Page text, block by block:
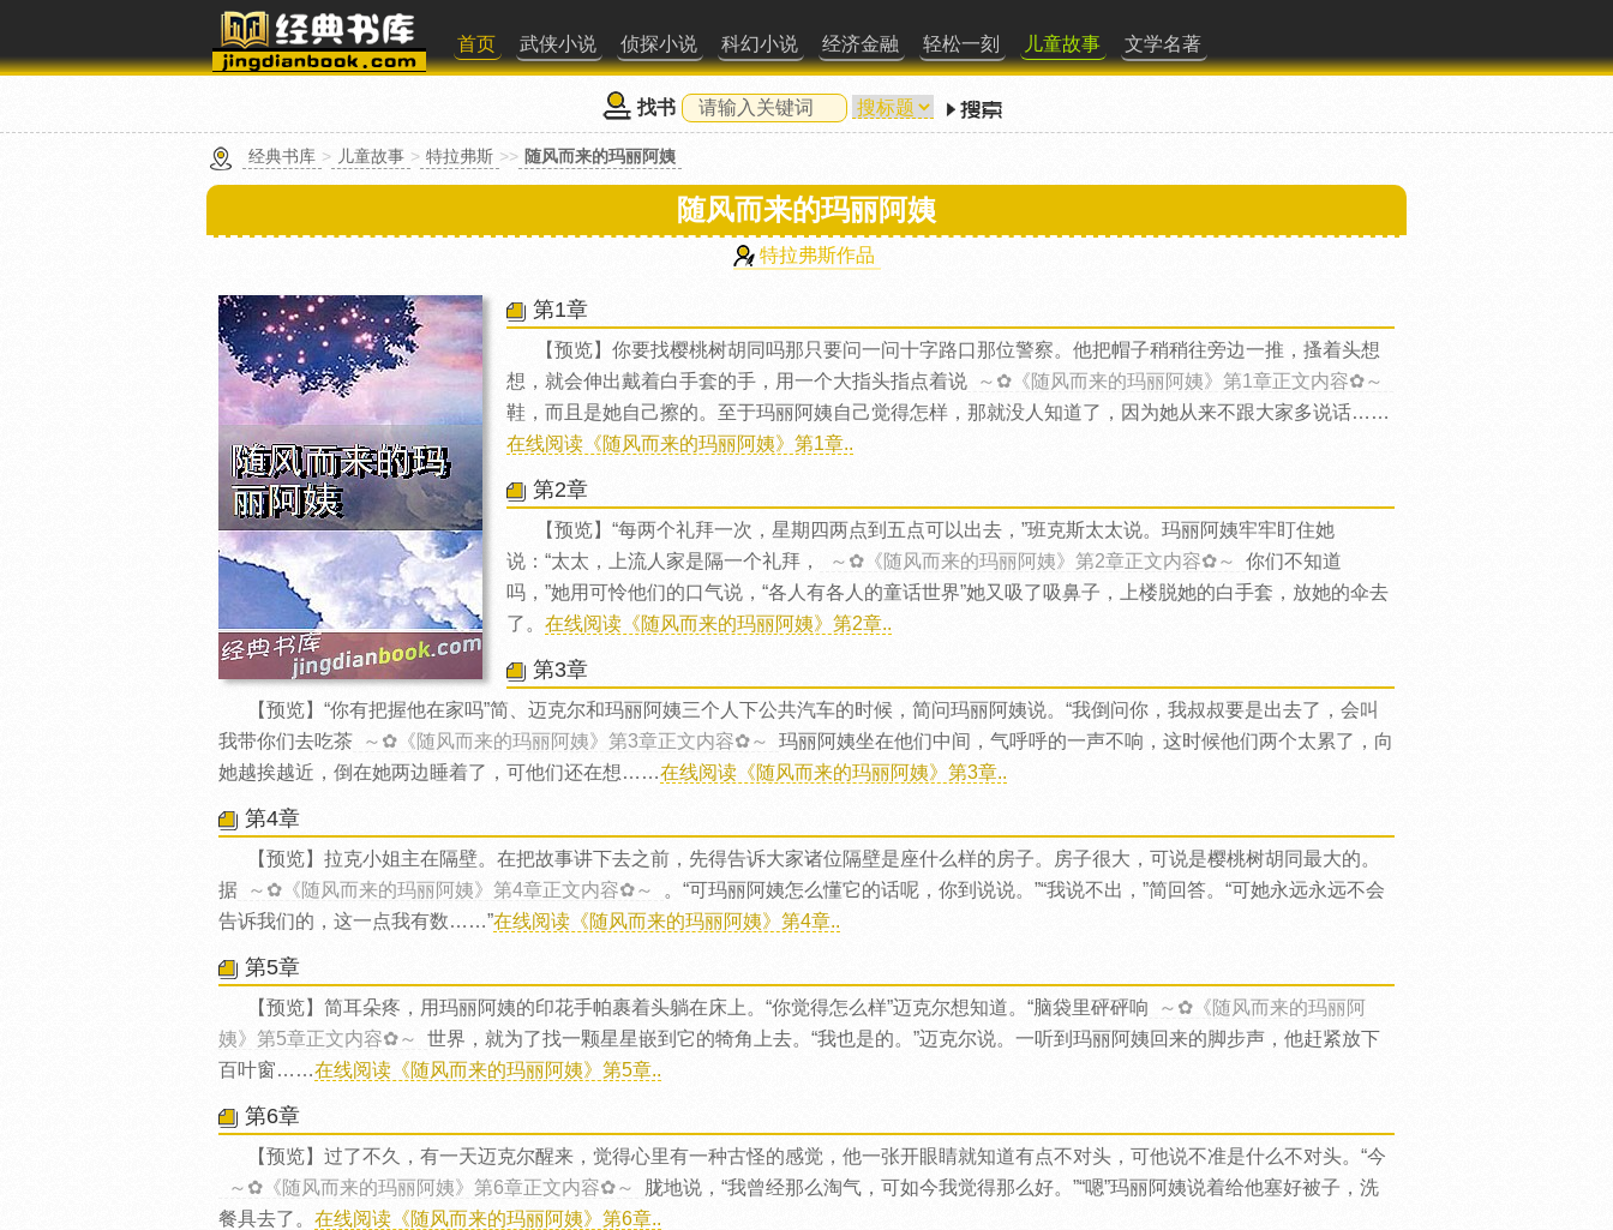
首页 武侠小说 侦探小说 科幻小说 经济金融 轻松一刻 儿童故事 文学名著
找书
经典书库 > 儿童故事 > 特拉弗斯 >> 随风而来的玛丽阿姨
随风而来的玛丽阿姨
特拉弗斯作品
第1章
【预览】你要找樱桃树胡同吗那只要问一问十字路口那位警察。他把帽子稍稍往旁边一推，搔着头想
想，就会伸出戴着白手套的手，用一个大指头指点着说
～✿《随风而来的玛丽阿姨》第1章正文内容✿～
鞋，而且是她自己擦的。至于玛丽阿姨自己觉得怎样，那就没人知道了，因为她从来不跟大家多说话……
在线阅读《随风而来的玛丽阿姨》第1章..
第2章
【预览】“每两个礼拜一次，星期四两点到五点可以出去，”班克斯太太说。玛丽阿姨牢牢盯住她
说：“太太，上流人家是隔一个礼拜，
～✿《随风而来的玛丽阿姨》第2章正文内容✿～
你们不知道
吗，”她用可怜他们的口气说，“各人有各人的童话世界”她又吸了吸鼻子，上楼脱她的白手套，放她的伞去
了。 在线阅读《随风而来的玛丽阿姨》第2章..
第3章
【预览】“你有把握他在家吗”简、迈克尔和玛丽阿姨三个人下公共汽车的时候，简问玛丽阿姨说。“我倒问你，我叔叔要是出去了，会叫
我带你们去吃茶
～✿《随风而来的玛丽阿姨》第3章正文内容✿～
玛丽阿姨坐在他们中间，气呼呼的一声不响，这时候他们两个太累了，向
她越挨越近，倒在她两边睡着了，可他们还在想……在线阅读《随风而来的玛丽阿姨》第3章..
第4章
【预览】拉克小姐主在隔壁。在把故事讲下去之前，先得告诉大家诸位隔壁是座什么样的房子。房子很大，可说是樱桃树胡同最大的。
据
～✿《随风而来的玛丽阿姨》第4章正文内容✿～
。“可玛丽阿姨怎么懂它的话呢，你到说说。”“我说不出，”简回答。“可她永远永远不会
告诉我们的，这一点我有数……”在线阅读《随风而来的玛丽阿姨》第4章..
第5章
【预览】简耳朵疼，用玛丽阿姨的印花手帕裹着头躺在床上。“你觉得怎么样”迈克尔想知道。“脑袋里砰砰响
～✿《随风而来的玛丽阿
姨》第5章正文内容✿～
世界，就为了找一颗星星嵌到它的犄角上去。“我也是的。”迈克尔说。一听到玛丽阿姨回来的脚步声，他赶紧放下
百叶窗……在线阅读《随风而来的玛丽阿姨》第5章..
第6章
【预览】过了不久，有一天迈克尔醒来，觉得心里有一种古怪的感觉，他一张开眼睛就知道有点不对头，可他说不准是什么不对头。“今
～✿《随风而来的玛丽阿姨》第6章正文内容✿～
胧地说，“我曾经那么淘气，可如今我觉得那么好。”“嗯”玛丽阿姨说着给他塞好被子，洗
餐具去了。 在线阅读《随风而来的玛丽阿姨》第6章..